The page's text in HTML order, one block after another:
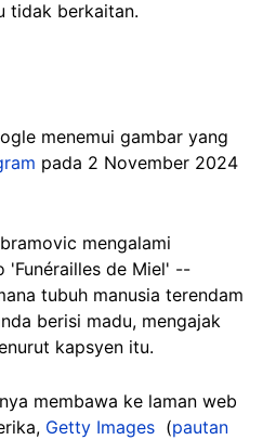
tidak berkaitan.
menemui gambar yang
pada 2 November 2024
mengalami
'Funérailles de Miel' --
tubuh manusia terendam
berisi madu, mengajak
kapsyen itu.
membawa ke laman web
Getty Images (pautan